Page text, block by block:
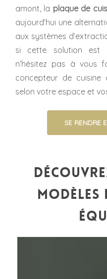
amont, la plaque de
aujourd’hui une
aux systèmes
si cette solution est
n’hésitez pas à vous
concepteur de cuisine
selon votre espace et
SE RENDRE
modèles